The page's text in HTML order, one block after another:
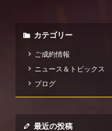
カテゴリー
ご成約情報
ニュース＆トピックス
ブログ
最近の投稿